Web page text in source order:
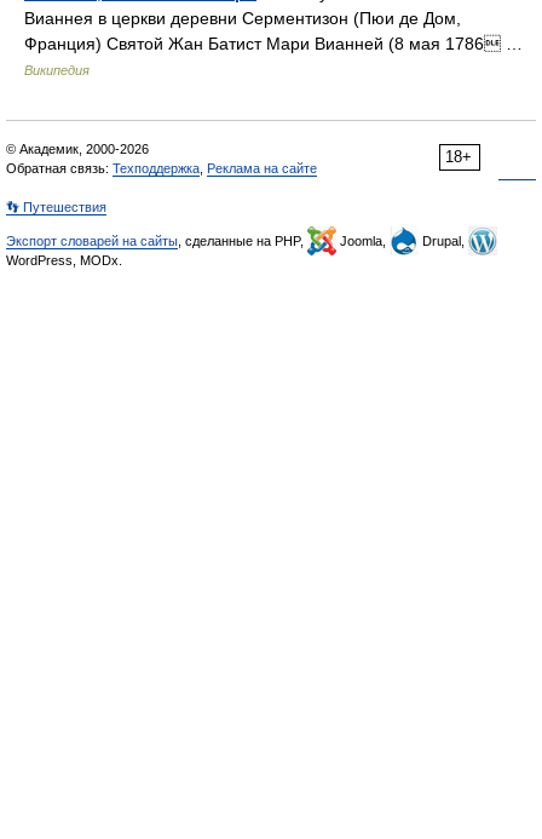
Вианнея в церкви деревни Серментизон (Пюи де Дом,
Франция) Святой Жан Батист Мари Вианней (8 мая 1786 …
Википедия
18+
© Академик, 2000-2026
Обратная связь: Техподдержка Реклама на сайте
👣 Путешествия
Экспорт словарей на сайты , сделанные на PHP, Joomla,
Drupal,
WordPress, MODx.